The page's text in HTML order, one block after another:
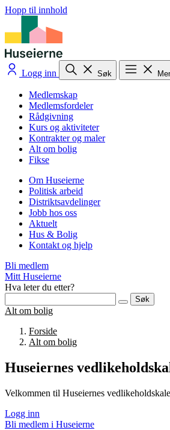
Hopp til innhold
Logg inn Søk
Medlemskap
Medlemsfordeler
Rådgivning
Kurs og aktiviteter
Kontrakter og maler
Alt om bolig
Fikse
Om Huseierne
Politisk arbeid
Distriktsavdelinger
Jobb hos oss
Aktuelt
Hus & Bolig
Kontakt og hjelp
Bli medlem
Mitt Huseierne
Hva leter du etter?
Søk
Alt om bolig
Forside
Alt om bolig
Huseiernes
Velkommen til Huseiernes
Logg inn
Bli medlem i Huseierne